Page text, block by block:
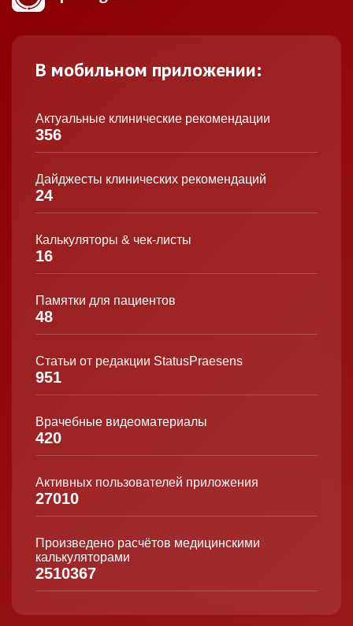
В мобильном приложении:
Актуальные клинические рекомендации
356
Дайджесты клинических рекомендаций
24
Калькуляторы & чек-листы
16
Памятки для пациентов
48
Статьи от редакции StatusPraesens
951
Врачебные видеоматериалы
420
Активных пользователей приложения
27010
Произведено расчётов медицинскими
калькуляторами
2510367